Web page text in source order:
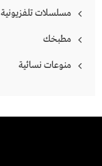
مسلسلات تلفزيونية
مطبخك
منوعات نسائية